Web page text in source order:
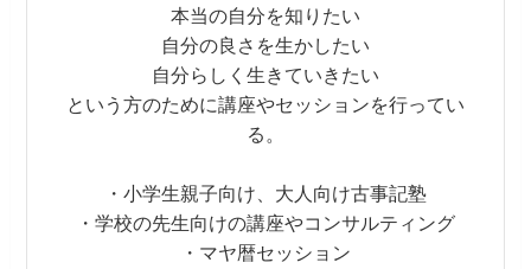
本当の自分を知りたい
自分の良さを生かしたい
自分らしく生きていきたい
という方のために講座やセッションを行ってい
る。
・小学生親子向け、大人向け古事記塾
・学校の先生向けの講座やコンサルティング
・マヤ暦セッション